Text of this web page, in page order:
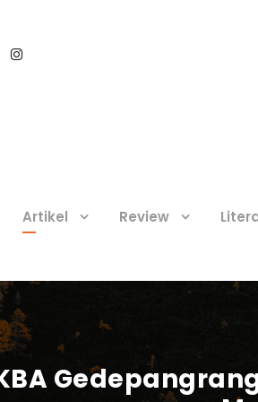
Artikel Review